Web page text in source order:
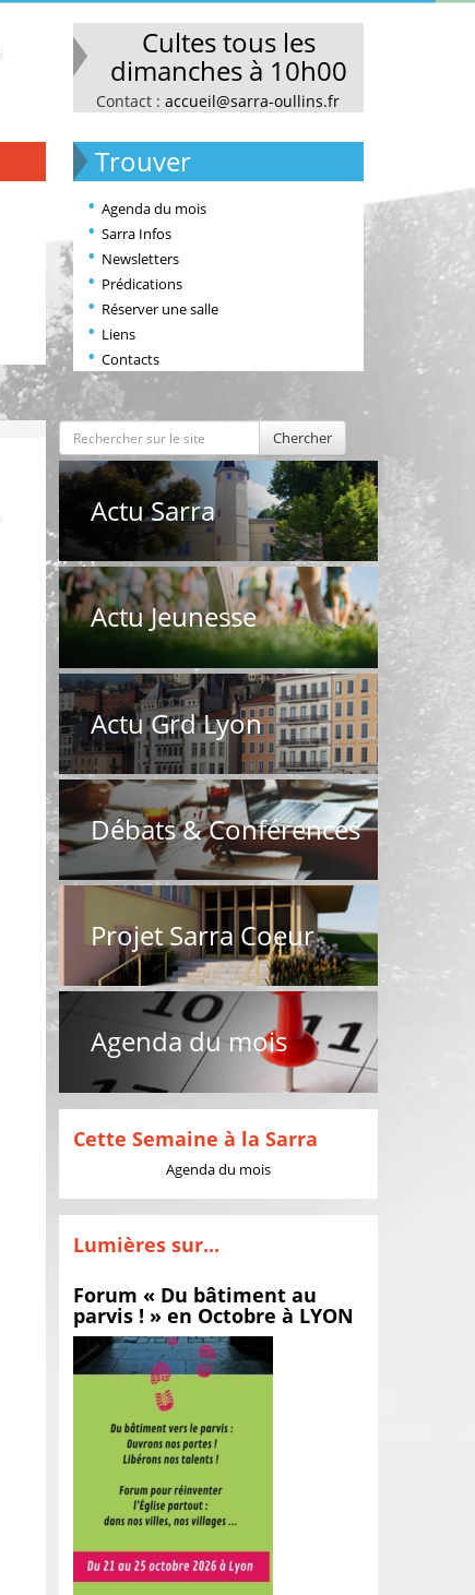
Cultes tous les
dimanches à 10h00
Contact :accueil@sarra-oullins.fr
Trouver
Agenda du mois
Sarra Infos
Newsletters
Prédications
Réserver une salle
Liens
Contacts
Chercher
Actu Sarra
Actu Jeunesse
Actu Grd Lyon
Débats & Conférences
Projet Sarra Coeur
Agenda du mois
Cette Semaine à la Sarra
Agenda du mois
Lumières sur...
Forum « Du bâtiment au
parvis ! » en Octobre à LYON